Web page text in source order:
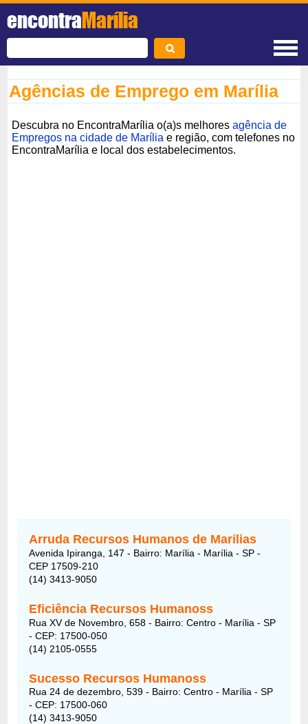
encontraMarília
Agências de Emprego em Marília
Descubra no EncontraMarília o(a)s melhoresagência de
Empregos na cidade de Marília e região, com telefones no
EncontraMarília e local dos estabelecimentos.
Arruda Recursos Humanos de Marilias
Avenida Ipiranga, 147 - Bairro: Marília - Marília - SP -
CEP 17509-210
(14) 3413-9050
Eficiência Recursos Humanoss
Rua XV de Novembro, 658 - Bairro: Centro - Marília - SP
- CEP: 17500-050
(14) 2105-0555
Sucesso Recursos Humanoss
Rua 24 de dezembro, 539 - Bairro: Centro - Marília - SP
- CEP: 17500-060
(14) 3413-9050